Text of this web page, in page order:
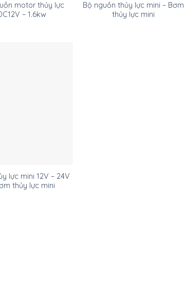
motor thủy lực
– 1.6kw
Bộ nguồn thủy lực mini – Bơm
thủy lực mini
lực mini 12V – 24V
thủy lực mini